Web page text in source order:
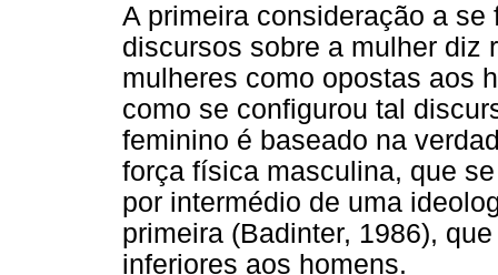
A primeira consideração a
discursos sobre a mulher diz
mulheres como opostas aos
como se configurou tal
feminino é baseado na
força física masculina, que
por intermédio de uma
primeira (Badinter, 1986),
inferiores aos homens.